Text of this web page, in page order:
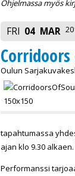
Ohjelmassa myös
FRI 04 MAR
Oulun
tapahtumassa
ajan klo 9.30
Performanssi